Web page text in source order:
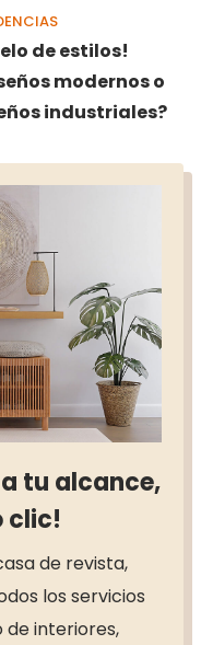
de estilos!
modernos o
industriales?
tu alcance,
clic!
de revista,
los servicios
de interiores,